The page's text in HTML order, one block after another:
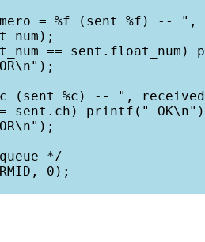
= %f (sent %f) -- ",
== sent.float_num)
(sent %c) -- ",
sent.ch) printf("
*/
0);